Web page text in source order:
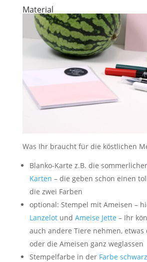
Material
Was Ihr braucht für die köstlichen
Blanko-Karte z.B. die
Karten – die geben schon einen
die zwei Farben
optional: Stempel mit Ameisen –
Lanzelotund Ameise Jette – Ihr
auch andere Tiere nehmen, etwas
oder die Ameisen ganz weglassen
Stempelfarbe in der Farbe schwarz